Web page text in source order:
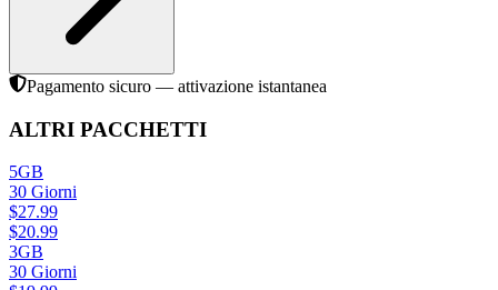
Pagamento sicuro — attivazione istantanea
ALTRI PACCHETTI
5GB
30 Giorni
$27.99
$20.99
3GB
30 Giorni